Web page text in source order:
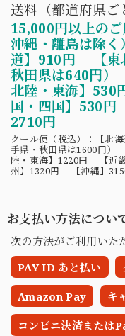
送料（都道府県ご
15,000円以上の
沖縄・離島は除
道】910円 【東
秋田県は640円
北陸・東海】
国・四国】530
2710円
クール便（税込）：【北
手県・秋田県は1600円
陸・東海】1220円 【近
州】1320円 【沖縄】
お支払い方法につい
次の方法がご利用いた
PAY ID あと払い
Amazon Pay キ
コンビニ決済または